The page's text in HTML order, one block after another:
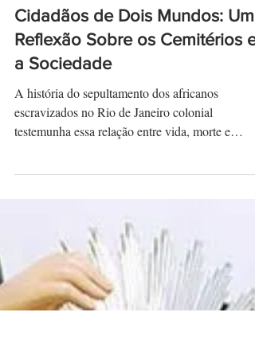
Cidadãos de Dois Mundos: Uma
Reflexão Sobre os Cemitérios e
A história do sepultamento dos africanos
escravizados no Rio de Janeiro colonial